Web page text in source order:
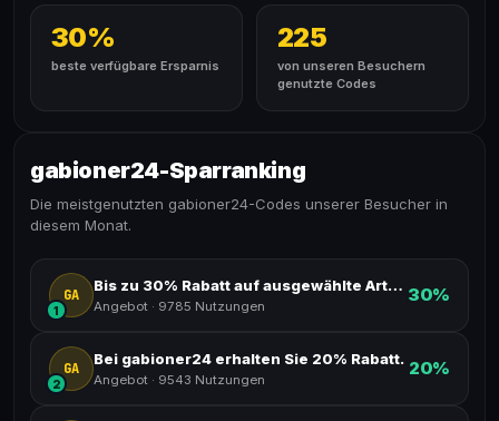
30%
beste verfügbare Ersparnis
225
von unseren Besuchern
genutzte Codes
gabioner24-Sparranking
Die meistgenutzten gabioner24-Codes unserer Besucher in
diesem Monat.
GA
1
Bis zu 30% Rabatt auf ausgewählte Artikel.
Angebot · 9785 Nutzungen
30%
GA
2
Bei gabioner24 erhalten Sie 20% Rabatt.
Angebot · 9543 Nutzungen
20%